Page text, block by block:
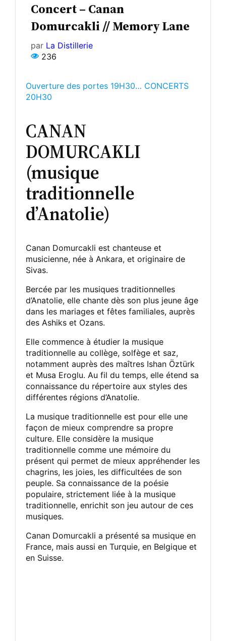
Concert – Canan
Domurcakli // Memory Lane
par La Distillerie
236
Ouverture des portes 19H30… CONCERTS
20H30
CANAN
DOMURCAKLI
(musique
traditionnelle
d’Anatolie)
Canan Domurcakli est chanteuse et
musicienne, née à Ankara, et originaire de
Sivas.
Bercée par les musiques traditionnelles
d’Anatolie, elle chante dès son plus jeune âge
dans les mariages et fêtes familiales, auprès
des Ashiks et Ozans.
Elle commence à étudier la musique
traditionnelle au collège, solfège et saz,
notamment auprès des maîtres Ishan Öztürk
et Musa Eroglu. Au fil du temps, elle étend sa
connaissance du répertoire aux styles des
différentes régions d’Anatolie.
La musique traditionnelle est pour elle une
façon de mieux comprendre sa propre
culture. Elle considère la musique
traditionnelle comme une mémoire du
présent qui permet de mieux appréhender les
chagrins, les joies, les difficultées de son
peuple. Sa connaissance de la poésie
populaire, strictement liée à la musique
traditionnelle, enrichit son jeu autour de ces
musiques.
Canan Domurcakli a présenté sa musique en
France, mais aussi en Turquie, en Belgique et
en Suisse.